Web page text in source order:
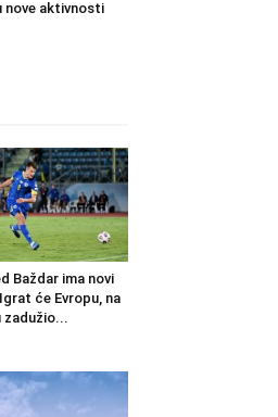
nove aktivnosti
Baždar ima novi
će Evropu, na
zadužio...